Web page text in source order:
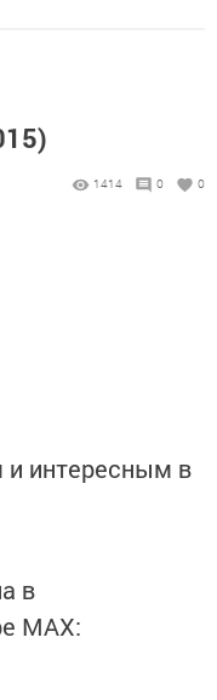
1414 0 0
интересным в
в
MАХ: